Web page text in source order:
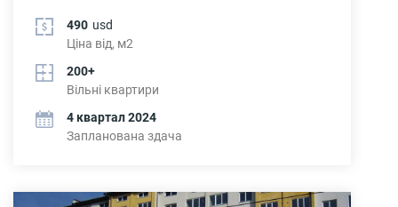
490 usd
Ціна від, м2
200+
Вільні квартири
4 квартал 2024
Запланована здача